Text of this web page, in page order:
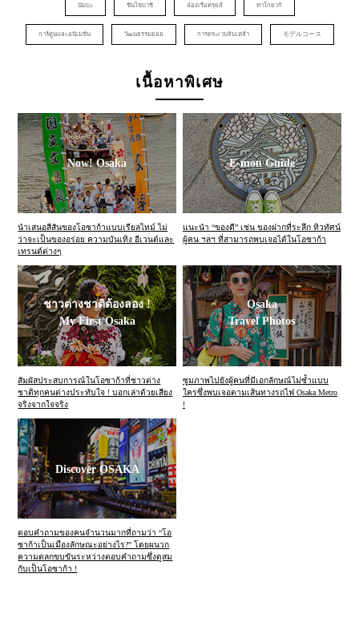
นัมบะ ชินไซบาชิ ล่องเรือครุยส์ ทาโกยากิ
การ์ตูนและอนิเมชั่น วัฒนธรรมย่อย การตระเวนจิบเหล้า モデルコース
เนื้อหาพิเศษ
Now! Osaka
นำเสนอสีสันของโอซาก้าแบบเรียลไทม์ ไม่
ว่าจะเป็นของอร่อย ความบันเทิง อีเวนต์และ
เทรนด์ต่างๆ
E-mon Guide
แนะนำ “ของดี” เช่น ของฝากที่ระลึก ทิวทัศน์
ผู้คน ฯลฯ ที่สามารถพบเจอได้ในโอซาก้า
ชาวต่างชาติต้องลอง !
My First Osaka
สัมผัสประสบการณ์ในโอซาก้าที่ชาวต่าง
ชาติทุกคนต่างประทับใจ ! บอกเล่าด้วยเสียง
จริงจากใจจริง
Osaka
Travel Photos
ซูมภาพไปยังผู้คนที่มีเอกลักษณ์ไม่ซ้ำแบบ
ใครซึ่งพบเจอตามเส้นทางรถไฟ Osaka Metro
!
Discover OSAKA
ตอบคำถามของคนจำนวนมากที่ถามว่า “โอ
ซาก้าเป็นเมืองลักษณะอย่างไร?” โดยผนวก
ความตลกขบขันระหว่างตอบคำถามซึ่งดูสม
กับเป็นโอซาก้า !